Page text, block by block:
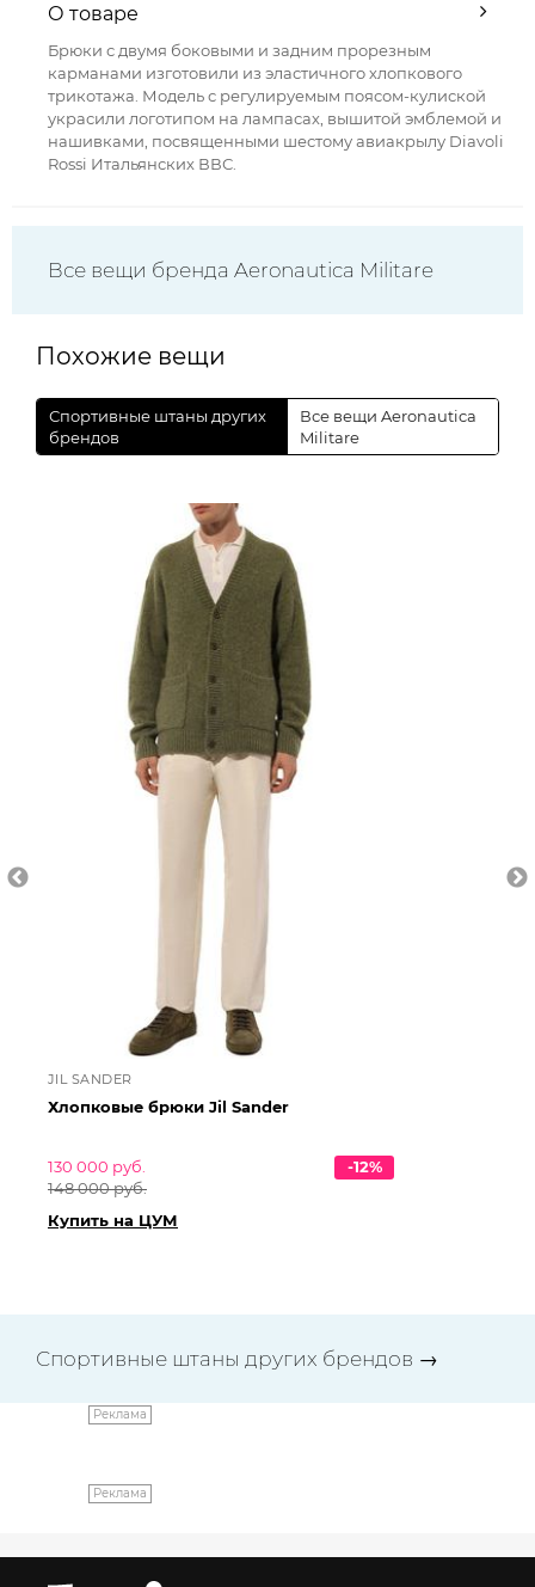
О товаре
Брюки с двумя боковыми и задним прорезным
карманами изготовили из эластичного хлопкового
трикотажа. Модель с регулируемым поясом-кулиской
украсили логотипом на лампасах, вышитой эмблемой и
нашивками, посвященными шестому авиакрылу Diavoli
Rossi Итальянских ВВС.
Все вещи бренда Aeronautica Militare
Похожие вещи
Спортивные штаны других
брендов
Все вещи Aeronautica
Militare
JIL SANDER
Хлопковые брюки Jil Sander
130 000 руб.
148 000 руб.
-12%
Купить на ЦУМ
Спортивные штаны других брендов →
Реклама
Реклама